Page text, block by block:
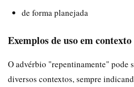
de forma planejada
Exemplos de uso em contexto
O advérbio "repentinamente" pode
diversos contextos, sempre